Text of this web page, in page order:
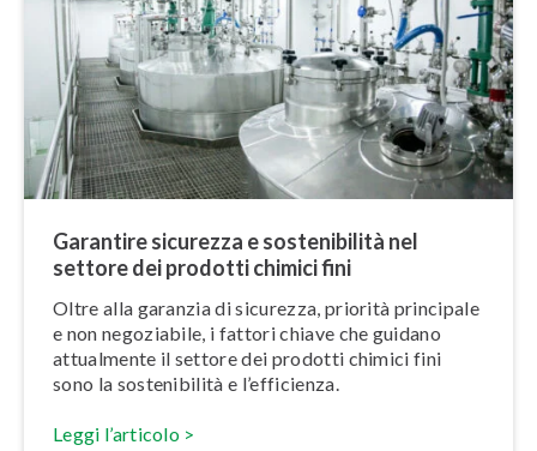
Garantire sicurezza e so­ste­ni­bi­li­tà nel
settore dei prodotti chimici fini
Oltre alla garanzia di sicurezza, priorità principale
e non negoziabile, i fattori chiave che guidano
attualmente il settore dei prodotti chimici fini
sono la so­ste­ni­bi­li­tà e l’ef­fi­cien­za.
Leggi l’articolo >